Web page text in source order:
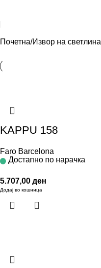
Почетна Извор на светлина
KAPPU 158
Faro Barcelona
Достапно по нарачка
5.707,00 ден
Додај во кошница